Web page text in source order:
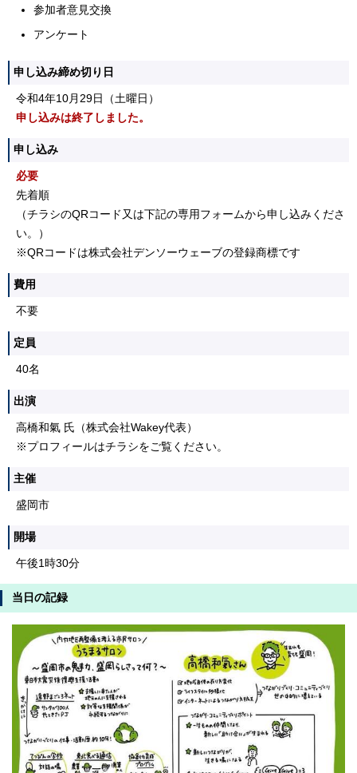
参加者意見交換
アンケート
申し込み締め切り日
令和4年10月29日（土曜日）
申し込みは終了しました。
申し込み
必要
先着順
（チラシのQRコード又は下記の専用フォームから申し込みくださ
い。）
※QRコードは株式会社デンソーウェーブの登録商標です
費用
不要
定員
40名
出演
高橋和氣 氏（株式会社Wakey代表）
※プロフィールはチラシをご覧ください。
主催
盛岡市
開場
午後1時30分
当日の記録